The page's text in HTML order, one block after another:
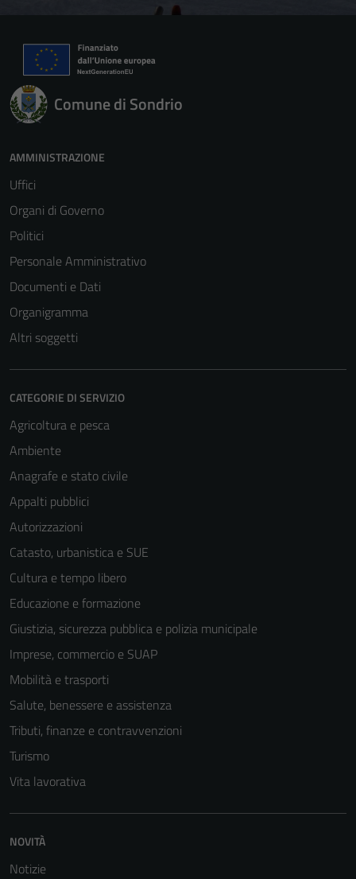
Comune di Sondrio
AMMINISTRAZIONE
Uffici
Organi di Governo
Politici
Personale Amministrativo
Documenti e Dati
Organigramma
Altri soggetti
CATEGORIE DI SERVIZIO
Agricoltura e pesca
Ambiente
Anagrafe e stato civile
Appalti pubblici
Autorizzazioni
Catasto, urbanistica e SUE
Cultura e tempo libero
Educazione e formazione
Giustizia, sicurezza pubblica e polizia municipale
Imprese, commercio e SUAP
Mobilità e trasporti
Salute, benessere e assistenza
Tributi, finanze e contravvenzioni
Turismo
Vita lavorativa
NOVITÀ
Notizie